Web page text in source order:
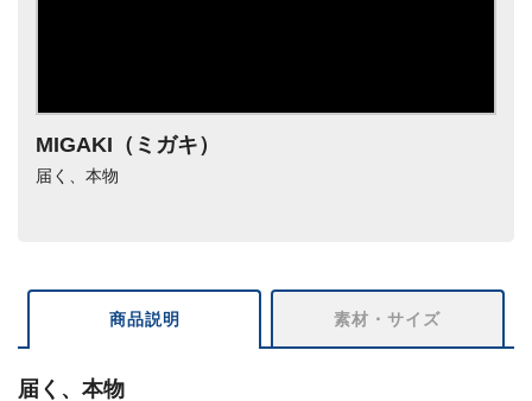
MIGAKI（ミガキ）
届く、本物
商品説明 素材・サイズ
届く、本物